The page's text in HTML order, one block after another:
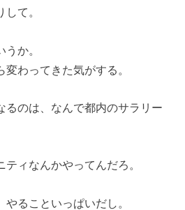
て。
か。
わってきた気がする。
るのは、なんで都内のサラリー
ィなんかやってんだろ。
ることいっぱいだし。